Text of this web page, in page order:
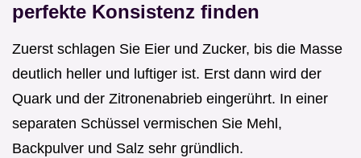
perfekte Konsistenz finden
Zuerst schlagen Sie Eier und Zucker, bis die Masse
deutlich heller und luftiger ist. Erst dann wird der
Quark und der Zitronenabrieb eingerührt. In einer
separaten Schüssel vermischen Sie Mehl,
Backpulver und Salz sehr gründlich.